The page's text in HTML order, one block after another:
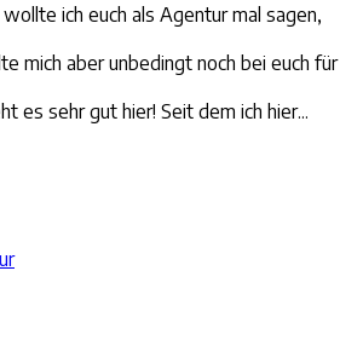
wollte ich euch als Agentur mal sagen,
mich aber unbedingt noch bei euch für
es sehr gut hier! Seit dem ich hier...